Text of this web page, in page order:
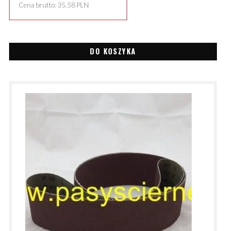
Cena brutto: 35.58 PLN
DO KOSZYKA